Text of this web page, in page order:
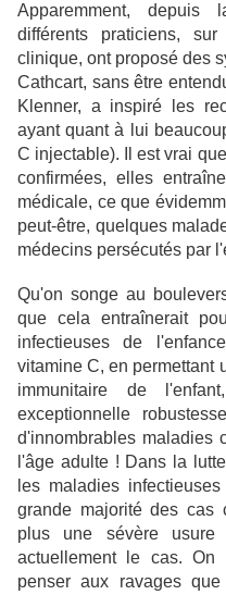
Apparemment, depuis
différents praticiens,
clinique, ont proposé des
Cathcart, sans être
Klenner, a inspiré les
ayant quant à lui
C injectable). Il est vrai
confirmées, elles
médicale, ce que
peut-être, quelques
médecins persécutés par
Qu'on songe au
que cela entraînerait
infectieuses de
vitamine C, en permettant
immunitaire de
exceptionnelle
d'innombrables maladies
l'âge adulte ! Dans la
les maladies
grande majorité des cas
plus une sévère usure
actuellement le cas.
penser aux ravages